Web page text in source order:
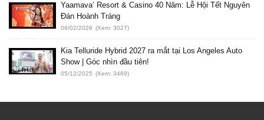
Yaamava’ Resort & Casino 40 Năm: Lễ Hội Tết Nguyên
Đán Hoành Tráng
06/02/2026 (Xem: 3027)
Kia Telluride Hybrid 2027 ra mắt tại Los Angeles Auto
Show | Góc nhìn đầu tiên!
05/12/2025 (Xem: 3469)